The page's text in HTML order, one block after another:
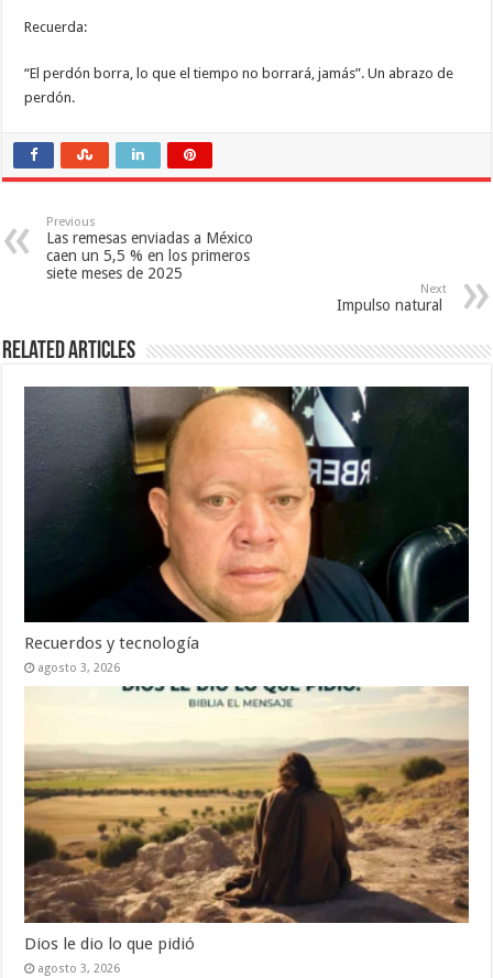
Recuerda:
“El perdón borra, lo que el tiempo no borrará, jamás”. Un abrazo de
perdón.
Previous
Las remesas enviadas a México
caen un 5,5 % en los primeros
siete meses de 2025
Next
Impulso natural
Related Articles
Recuerdos y tecnología
agosto 3, 2026
Dios le dio lo que pidió
agosto 3, 2026